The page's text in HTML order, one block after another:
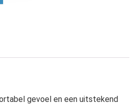
gevoel en een uitstekend